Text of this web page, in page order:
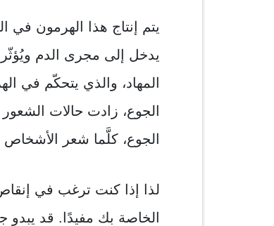
يتم إنتاج هذا الهرمون في
يدخل إلى مجرى الدم
المهاد، والذي يتحكّم في
الجوع، زادت حالات
الجوع، كلَّما شعر الأشخاص
لذا إذا كنت ترغب في
الخاصة بك مفيدًا. قد